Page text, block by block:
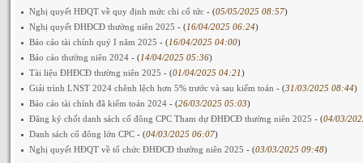
Nghị quyết HĐQT về quy định mức chi cổ tức - (05/05/2025 08:57)
Nghị quyết ĐHĐCĐ thường niên 2025 - (16/04/2025 06:24)
Báo cáo tài chính quý I năm 2025 - (16/04/2025 04:00)
Báo cáo thường niên 2024 - (14/04/2025 05:36)
Tài liệu ĐHĐCĐ thường niên 2025 - (01/04/2025 04:21)
Giải trình LNST 2024 chênh lệch hơn 5% trước và sau kiểm toán - (31/03/2025 08:44)
Báo cáo tài chính đã kiểm toán 2024 - (26/03/2025 05:03)
Đăng ký chốt danh sách cổ đông CPC Tham dự ĐHĐCĐ thường niên 2025 - (04/03/
Danh sách cổ đông lớn CPC - (04/03/2025 06:07)
Nghị quyết HĐQT về tổ chức ĐHĐCĐ thường niên 2025 - (03/03/2025 09:48)